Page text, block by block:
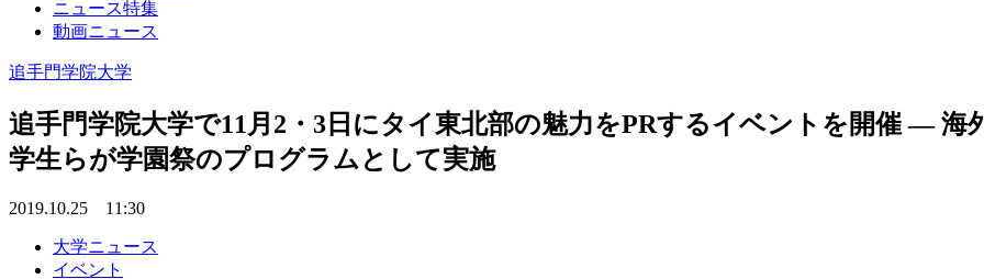
ニュース特集
動画ニュース
追手門学院大学
追手門学院大学で11月2・3日にタイ東北部の魅力をPRするイベントを開催 — 海
学生らが学園祭のプログラムとして実施
2019.10.25 11:30
大学ニュース
イベント